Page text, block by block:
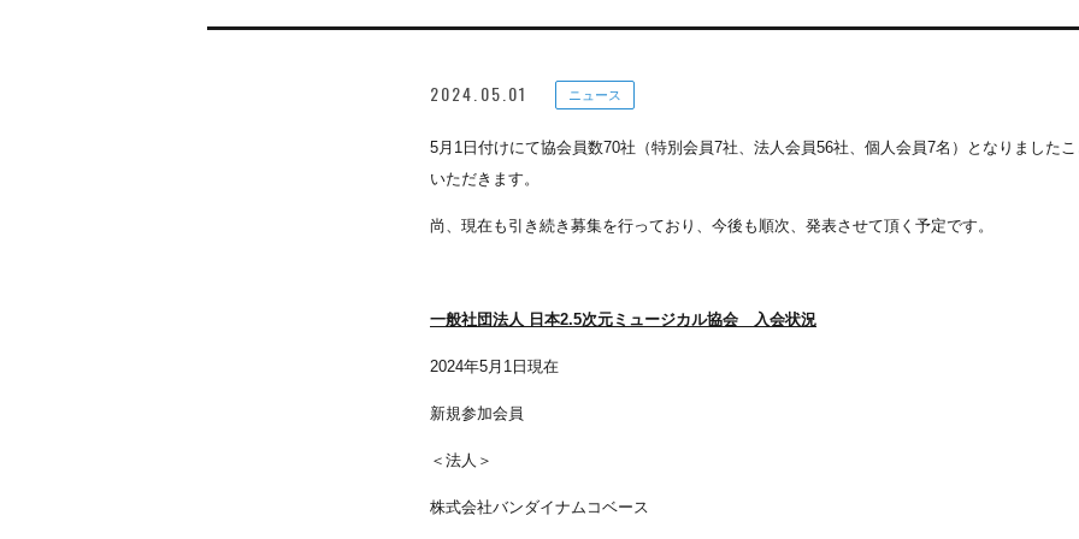
2024.05.01 ニュース
5月1日付けにて協会員数70社（特別会員7社、法人会員56社、個人会員7名）となりました
いただきます。
尚、現在も引き続き募集を行っており、今後も順次、発表させて頂く予定です。
一般社団法人 日本2.5次元ミュージカル協会 入会状況
2024年5月1日現在
新規参加会員
＜法人＞
株式会社バンダイナムコベース